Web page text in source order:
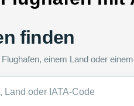
finden
einem Land oder